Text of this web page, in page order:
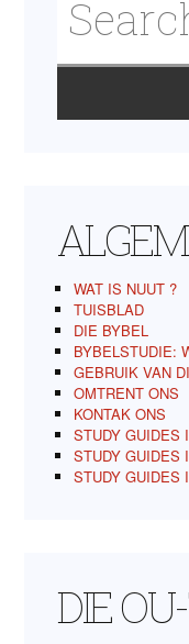
WAT IS NUUT ?
TUISBLAD
DIE BYBEL
BYBELSTUDIE:
GEBRUIK VAN
OMTRENT ONS
KONTAK ONS
STUDY GUIDES
STUDY GUIDES
STUDY GUIDES
DIE